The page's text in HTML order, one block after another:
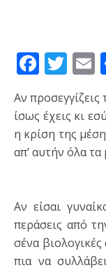
Αν προσεγγίζεις τη μέση ηλικία ή βρίσκεσαι σ’ αυτήν,
ίσως έχεις κι
η κρίση της
απ’ αυτήν όλα τα
Αν είσαι
περάσεις από
σένα
πια να